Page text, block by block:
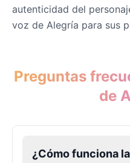
autenticidad del
voz de Alegría para sus
Preguntas
de
¿Cómo funciona